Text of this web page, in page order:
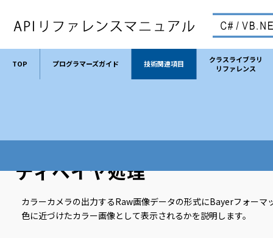
TOP プログラマーズガイド 技術関連項目
クラスライブラリ
リファレンス
ディベイヤ処理
カラーカメラの出力するRaw画像データの形式にBayerフォー
色に近づけたカラー画像として表示されるかを説明します。